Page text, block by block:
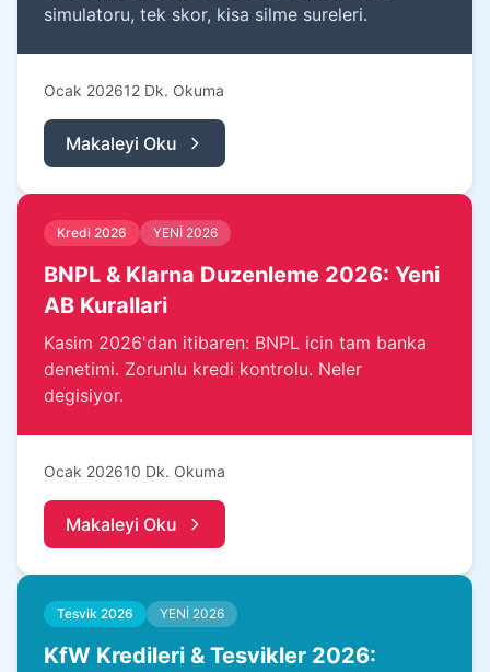
simulatoru, tek skor, kisa silme sureleri.
Ocak 202612 Dk. Okuma
Makaleyi Oku
Kredi 2026 YENİ 2026
BNPL & Klarna Duzenleme 2026: Yeni
AB Kurallari
Kasim 2026'dan itibaren: BNPL icin tam banka
denetimi. Zorunlu kredi kontrolu. Neler
degisiyor.
Ocak 202610 Dk. Okuma
Makaleyi Oku
Tesvik 2026 YENİ 2026
KfW Kredileri & Tesvikler 2026: